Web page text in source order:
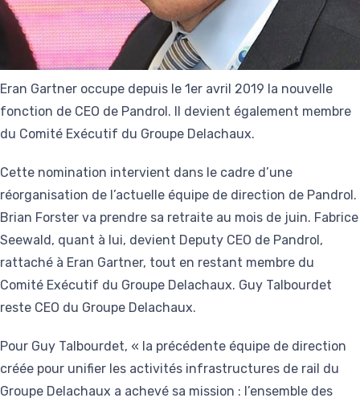
Eran Gartner occupe depuis le 1er avril 2019 la nouvelle
fonction de CEO de Pandrol. Il devient également membre
du Comité Exécutif du Groupe Delachaux.
Cette nomination intervient dans le cadre d’une
réorganisation de l’actuelle équipe de direction de Pandrol.
Brian Forster va prendre sa retraite au mois de juin. Fabrice
Seewald, quant à lui, devient Deputy CEO de Pandrol,
rattaché à Eran Gartner, tout en restant membre du
Comité Exécutif du Groupe Delachaux. Guy Talbourdet
reste CEO du Groupe Delachaux.
Pour Guy Talbourdet, « la précédente équipe de direction
créée pour unifier les activités infrastructures de rail du
Groupe Delachaux a achevé sa mission : l’ensemble des